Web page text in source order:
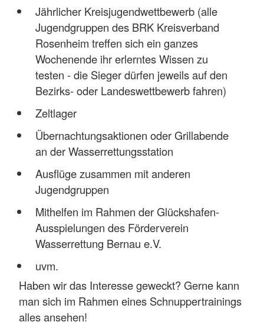
Jährlicher Kreisjugendwettbewerb (alle
Jugendgruppen des BRK Kreisverband
Rosenheim treffen sich ein ganzes
Wochenende ihr erlerntes Wissen zu
testen - die Sieger dürfen jeweils auf den
Bezirks- oder Landeswettbewerb fahren)
Zeltlager
Übernachtungsaktionen oder Grillabende
an der Wasserrettungsstation
Ausflüge zusammen mit anderen
Jugendgruppen
Mithelfen im Rahmen der Glückshafen-
Ausspielungen des Förderverein
Wasserrettung Bernau e.V.
uvm.
Haben wir das Interesse geweckt? Gerne kann
man sich im Rahmen eines Schnuppertrainings
alles ansehen!